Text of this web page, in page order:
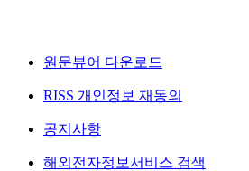
원문뷰어 다운로드
RISS 개인정보 재동의
공지사항
해외전자정보서비스 검색